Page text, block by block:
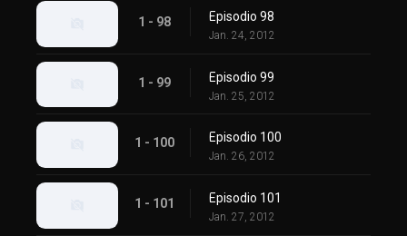
1 - 98 Episodio 98
Jan. 24, 2012
1 - 99 Episodio 99
Jan. 25, 2012
1 - 100 Episodio 100
Jan. 26, 2012
1 - 101 Episodio 101
Jan. 27, 2012